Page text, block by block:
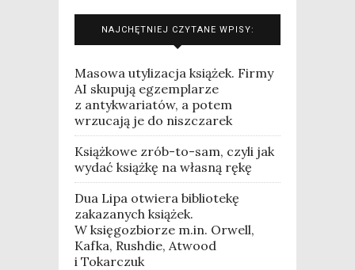
NAJCHĘTNIEJ CZYTANE WPISY:
Masowa utylizacja książek. Firmy
AI skupują egzemplarze
z antykwariatów, a potem
wrzucają je do niszczarek
Książkowe zrób-to-sam, czyli jak
wydać książkę na własną rękę
Dua Lipa otwiera bibliotekę
zakazanych książek.
W księgozbiorze m.in. Orwell,
Kafka, Rushdie, Atwood
i Tokarczuk